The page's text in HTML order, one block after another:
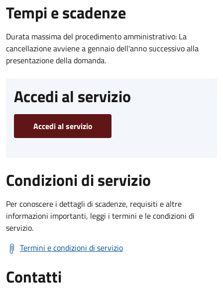
Tempi e scadenze
Durata massima del procedimento amministrativo: La
cancellazione avviene a gennaio dell'anno successivo alla
presentazione della domanda.
Accedi al servizio
Accedi al servizio
Condizioni di servizio
Per conoscere i dettagli di scadenze, requisiti e altre
informazioni importanti, leggi i termini e le condizioni di
servizio.
Termini e condizioni di servizio
Contatti